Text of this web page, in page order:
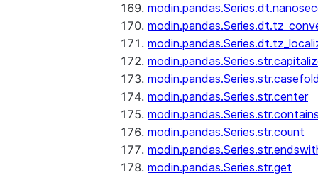
modin.pandas.Series.str.center
modin.pandas.Series.str.count
modin.pandas.Series.str.get